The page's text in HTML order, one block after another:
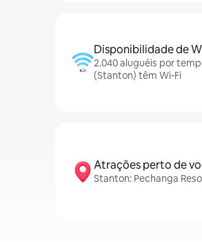
Disponibilidade de
2.040 aluguéis por
(Stanton) têm Wi-Fi
Atrações perto de
Stanton: Pechanga